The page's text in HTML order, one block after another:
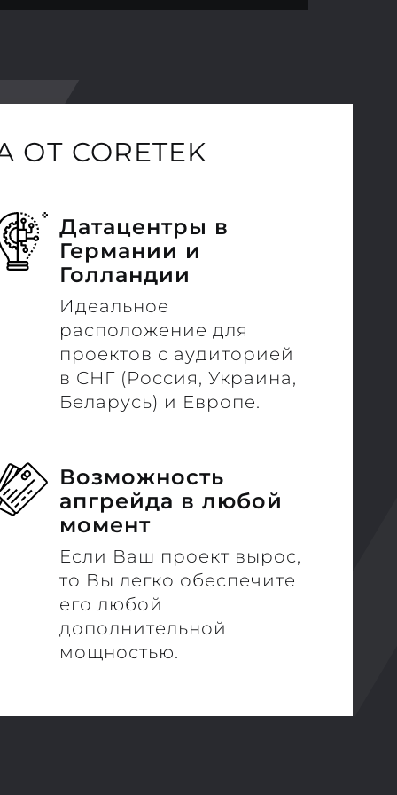
CORETEK
Датацентры в
Германии и
Голландии
Идеальное
расположение для
проектов с аудиторией
в СНГ (Россия, Украина,
Беларусь) и Европе.
Возможность
апгрейда в любой
момент
Если Ваш проект вырос,
то Вы легко обеспечите
его любой
дополнительной
мощностью.